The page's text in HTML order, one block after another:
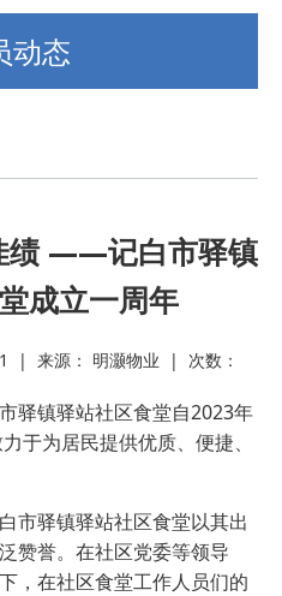
动态
绩 ——记白市驿镇
成立一周年
| 来源： 明灏物业 | 次数：
驿镇驿站社区食堂自2023年
于为居民提供优质、便捷、
市驿镇驿站社区食堂以其出
赞誉。在社区党委等领导
，在社区食堂工作人员们的